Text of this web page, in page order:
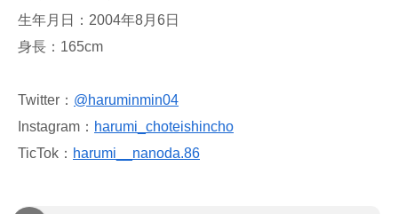
生年月日：2004年8月6日
身長：165cm
Twitter： @haruminmin04
Instagram： harumi_choteishincho
TicTok： harumi__nanoda.86